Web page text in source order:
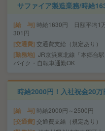
サファイア製造業務/時給
給 与 時給1630円 日額平均1
301円
交通費 交通費支給（規定あり）
勤務地 JR京浜東北線「本郷台
バイク・自転車通勤OK
時給2000円！入社祝金20
給 与 時給2000円～2500円
交通費 交通費支給（規定あり）